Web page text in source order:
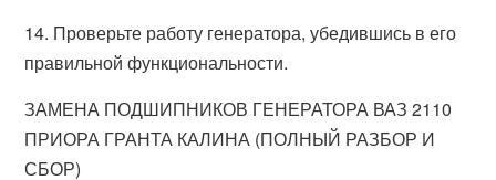
14. Проверьте работу генератора, убедившись в его
правильной функциональности.
ЗАМЕНА ПОДШИПНИКОВ ГЕНЕРАТОРА ВАЗ 2110
ПРИОРА ГРАНТА КАЛИНА (ПОЛНЫЙ РАЗБОР И
СБОР)